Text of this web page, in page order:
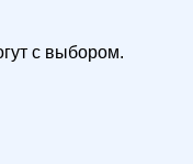
с выбором.